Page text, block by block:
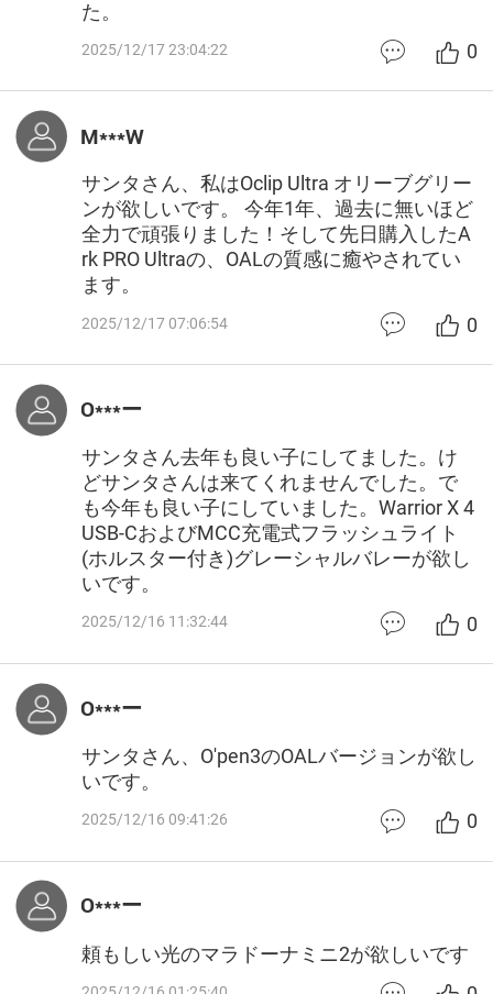
た。
2025/12/17 23:04:22 0
M***W
サンタさん、私はOclip Ultra オリーブグリー
ンが欲しいです。 今年1年、過去に無いほど
全力で頑張りました！そして先日購入したA
rk PRO Ultraの、OALの質感に癒やされてい
ます。
2025/12/17 07:06:54 0
O***ー
サンタさん去年も良い子にしてました。け
どサンタさんは来てくれませんでした。で
も今年も良い子にしていました。Warrior X 4
USB-CおよびMCC充電式フラッシュライト
(ホルスター付き)グレーシャルバレーが欲し
いです。
2025/12/16 11:32:44 0
O***ー
サンタさん、O'pen3のOALバージョンが欲し
いです。
2025/12/16 09:41:26 0
O***ー
頼もしい光のマラドーナミニ2が欲しいです